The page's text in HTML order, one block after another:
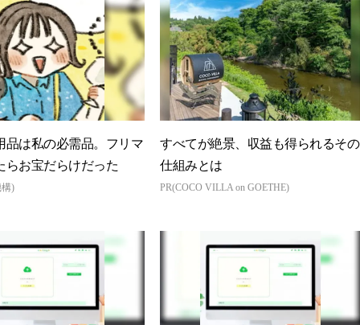
品は私の必需品。フリマ
らお宝だらけだった
構)
すべてが絶景、収益も得られるその
仕組みとは
PR(COCO VILLA on GOETHE)